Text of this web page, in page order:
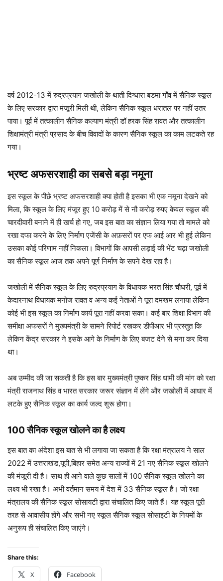
वर्ष 2012-13 में रुद्रप्रयाग जखोली के थाती दिग्धारा बडमा गाँव में सैनिक स्कूल
के लिए सरकार द्वारा मंजूरी मिली थी, लेकिन सैनिक स्कूल धरातल पर नहीं उतर
पाया। पूर्व में तत्कालीन सैनिक कल्याण मंत्री डॉ हरक सिंह रावत और तत्कालीन
शिक्षामंत्री मंत्री प्रसाद के बीच विवादों के कारण सैनिक स्कूल का काम लटकते रह
गया।
भ्रष्ट अफसरशाही का सबसे बड़ा नमूना
इस स्कूल के पीछे भ्रष्ट अफसरशाही क्या होती है इसका भी एक नमूना देखने को
मिला, कि स्कूल के लिए मंजूर हुए 10 करोड़ में से नौ करोड़ रुपए केवल स्कूल की
चारदीवारी बनाने में ही खर्च हो गए, जब इस बात का संज्ञान लिया गया तो मामले को
रखा दफा करने के लिए निर्माण एजेंसी के अफ़सरों पर एफ आई आर भी हुई लेकिन
उसका कोई परिणाम नहीं निकला। विभागों कि आपसी लड़ाई की भेंट चढ़ा जखोली
का सैनिक स्कूल आज तक अपने पूर्ण निर्माण के सपने देख रहा है।
जखोली में सैनिक स्कूल के लिए रुद्रप्रयाग के विधायक भरत सिंह चौधरी, पूर्व में
केदारनाथ विधायक मनोज रावत व अन्य कई नेताओं ने पूरा दमखम लगाया लेकिन
कोई भी इस स्कूल का निर्माण कार्य पूरा नहीं करवा सका। कई बार शिक्षा विभाग की
समीक्षा अफसरों ने मुख्यमंत्री के सामने रिपोर्ट रखकर डीपीआर भी प्रस्तुत कि
लेकिन केंद्र सरकार ने इसके आगे के निर्माण के लिए बजट देने से मना कर दिया
था।
अब उम्मीद की जा सकती है कि इस बार मुख्यमंत्री पुष्कर सिंह धामी की मांग को रक्षा
मंत्री राजनाथ सिंह व भारत सरकार जरूर संज्ञान में लेंगे और जखोली में आधार में
लटके हुए सैनिक स्कूल का कार्य जल्द शुरू होगा।
100 सैनिक स्कूल खोलने का है लक्ष्य
इस बात का अंदेशा इस बात से भी लगाया जा सकता है कि रक्षा मंत्रालय ने साल
2022 में उत्तराखंड,यूपी,बिहार समेत अन्य राज्यों में 21 नए सैनिक स्कूल खोलने
की मंजूरी दी है। साथ ही आने वाले कुछ सालों में 100 सैनिक स्कूल खोलने का
लक्ष्य भी रखा है। अभी वर्तमान समय में देश में 33 सैनिक स्कूल हैं। जो रक्षा
मंत्रालय की सैनिक स्कूल सोसायटी द्वारा संचालित किए जाते हैं। यह स्कूल पूरी
तरह से आवासीय होंगे और सभी नए स्कूल सैनिक स्कूल सोसाइटी के नियमों के
अनुरूप ही संचालित किए जाएंगे।
Share this:
X Facebook